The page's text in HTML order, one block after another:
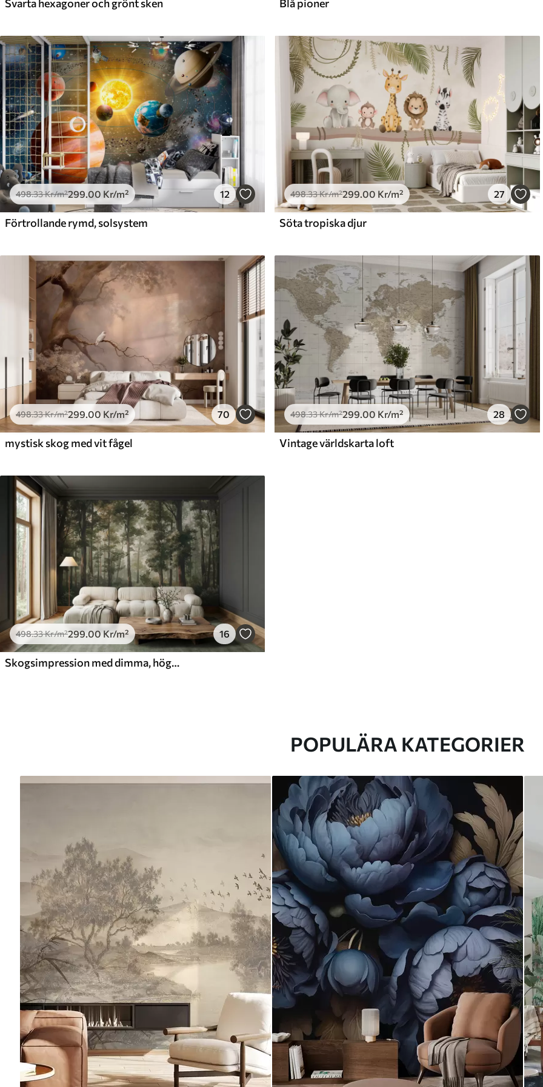
Svarta hexagoner och grönt sken Blå pioner
498.33Kr/m²299.00 Kr/m² 12
Förtrollande rymd, solsystem
498.33Kr/m²299.00 Kr/m² 27
Söta tropiska djur
498.33Kr/m²299 .00 Kr/m² 70
mystisk skog med vit fågel
498.33Kr/m²299 .00 Kr/m² 28
Vintage världskarta loft
498.33Kr/m²299.00Kr/m² 16
Skogsimpression med dimma, höga träd och en stig
POPULÄRA KATEGORIER